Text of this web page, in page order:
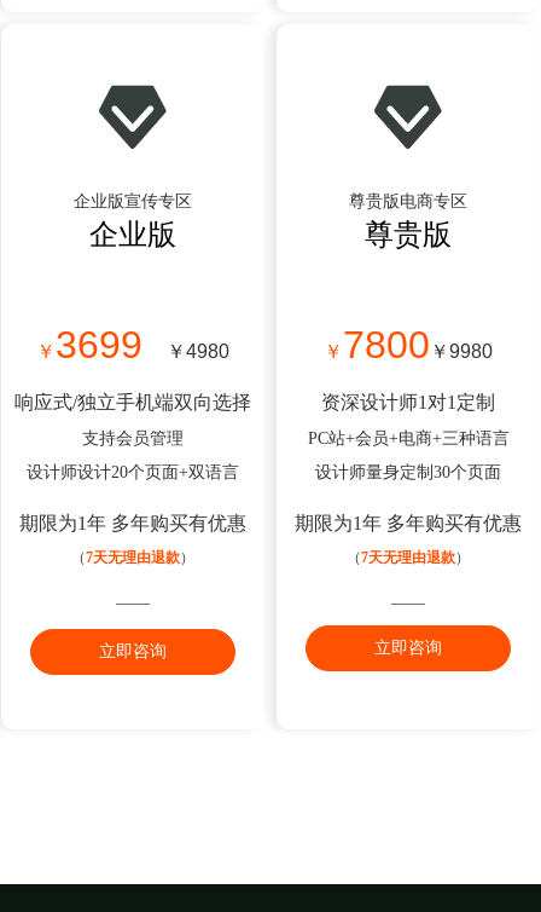
尊贵版电商专区
尊贵版
￥ 7800 ￥9980
资深设计师1对1定制
PC站+会员+电商+三种语言
设计师量身定制30个页面
期限为1年 多年购买有优惠
（7天无理由退款）
——
立即咨询
企业版宣传专区
企业版
￥ 3699 ￥4980
响应式/独立手机端双向选择
支持会员管理
设计师设计20个页面+双语言
期限为1年 多年购买有优惠
（7天无理由退款）
——
立即咨询